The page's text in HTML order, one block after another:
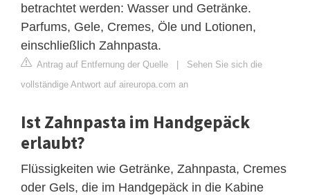
betrachtet werden: Wasser und Getränke.
Parfums, Gele, Cremes, Öle und Lotionen,
einschließlich Zahnpasta.
Antrag auf Entfernung der Quelle | Sehen Sie sich die
vollständige Antwort auf aireuropa.com an
Ist Zahnpasta im Handgepäck
erlaubt?
Flüssigkeiten wie Getränke, Zahnpasta, Cremes
oder Gels, die im Handgepäck in die Kabine